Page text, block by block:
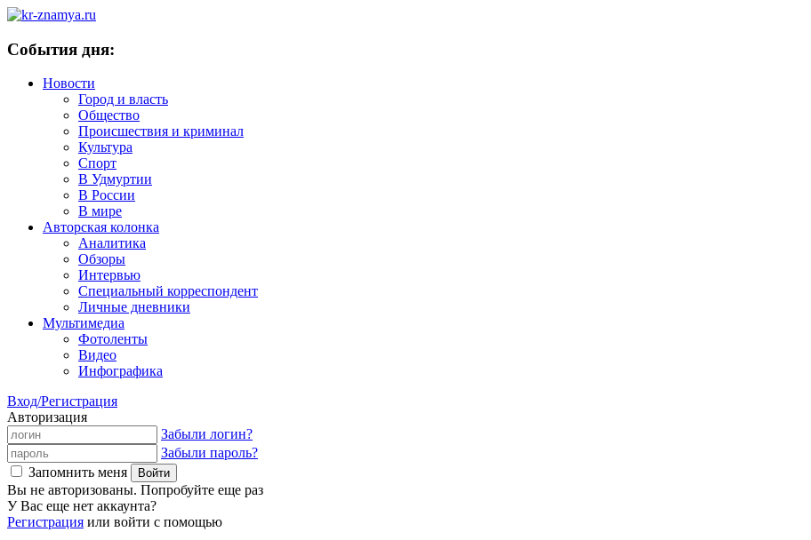
События дня:
Новости
Город и власть
Общество
Происшествия и криминал
Культура
Спорт
В Удмуртии
В России
В мире
Авторская колонка
Аналитика
Обзоры
Интервью
Специальный корреспондент
Личные дневники
Мультимедиа
Фотоленты
Видео
Инфографика
Вход/Регистрация
Авторизация
Забыли логин?
Забыли пароль?
Запомнить меня
Вы не авторизованы. Попробуйте еще раз
У Вас еще нет аккаунта?
Регистрация или войти с помощью